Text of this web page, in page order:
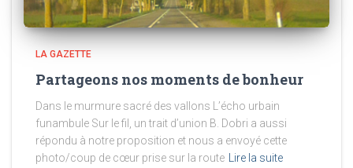
LA GAZETTE
Partageons nos moments de bonheur
Dans le murmure sacré des vallons L’écho urbain
funambule Sur le fil, un trait d’union B. Dobri a aussi
répondu à notre proposition et nous a envoyé cette
photo/coup de cœur prise sur la route Lire la suite